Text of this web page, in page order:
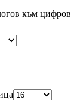
към